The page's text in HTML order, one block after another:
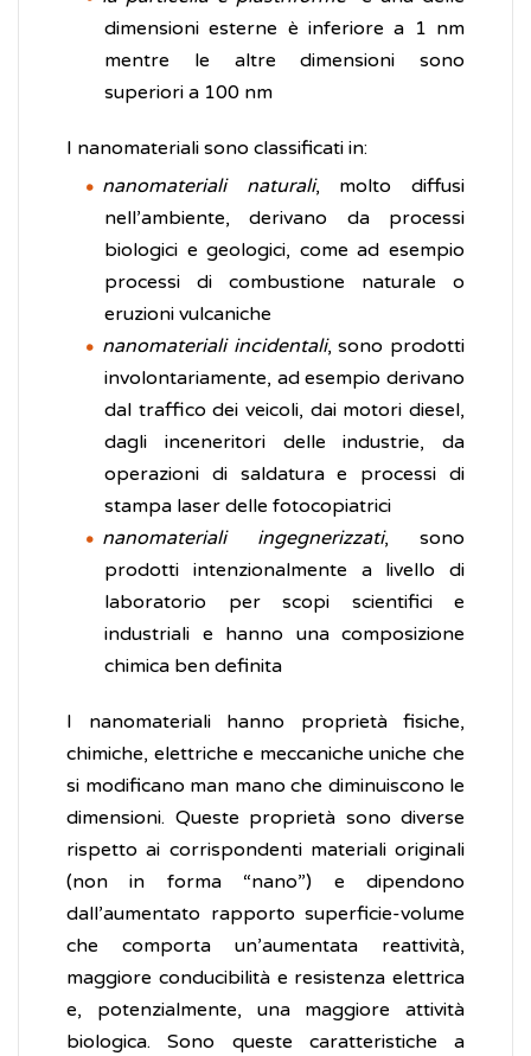
dimensioni esterne è inferiore a 1 nm
mentre le altre dimensioni sono
superiori a 100 nm
I nanomateriali sono classificati in:
nanomateriali naturali, molto diffusi
nell’ambiente, derivano da processi
biologici e geologici, come ad esempio
processi di combustione naturale o
eruzioni vulcaniche
nanomateriali incidentali, sono prodotti
involontariamente, ad esempio derivano
dal traffico dei veicoli, dai motori diesel,
dagli inceneritori delle industrie, da
operazioni di saldatura e processi di
stampa laser delle fotocopiatrici
nanomateriali ingegnerizzati, sono
prodotti intenzionalmente a livello di
laboratorio per scopi scientifici e
industriali e hanno una composizione
chimica ben definita
I nanomateriali hanno proprietà fisiche,
chimiche, elettriche e meccaniche uniche che
si modificano man mano che diminuiscono le
dimensioni. Queste proprietà sono diverse
rispetto ai corrispondenti materiali originali
(non in forma “nano”) e dipendono
dall’aumentato rapporto superficie-volume
che comporta un’aumentata reattività,
maggiore conducibilità e resistenza elettrica
e, potenzialmente, una maggiore attività
biologica. Sono queste caratteristiche a